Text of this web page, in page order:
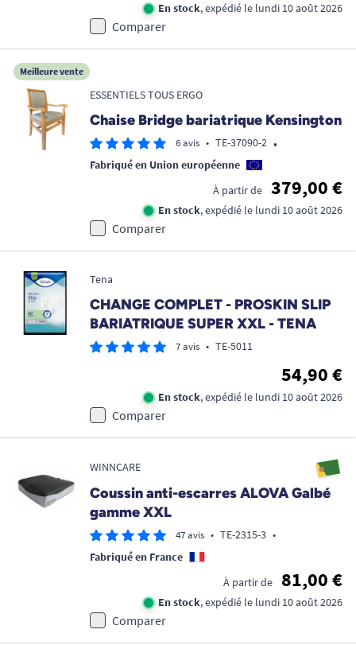
En stock, expédié le lundi 10 août 2026
Comparer
Meilleure vente
ESSENTIELS TOUS ERGO
Chaise Bridge bariatrique Kensington
6 avis • TE-37090-2 •
Fabriqué en Union européenne
À partir de
379,00 €
En stock, expédié le lundi 10 août 2026
Comparer
Tena
CHANGE COMPLET - PROSKIN SLIP
BARIATRIQUE SUPER XXL - TENA
7 avis • TE-5011
54,90 €
En stock, expédié le lundi 10 août 2026
Comparer
WINNCARE
Coussin anti-escarres ALOVA Galbé
gamme XXL
47 avis • TE-2315-3 •
Fabriqué en France
À partir de
81,00 €
En stock, expédié le lundi 10 août 2026
Comparer